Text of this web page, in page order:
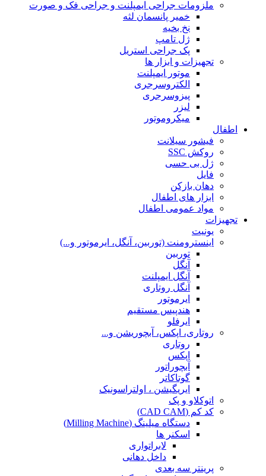
ملزومات جراحی ایمپلنت و جراحی فک و صورت
خمیر پانسمان لثه
نخ بخیه
ژل تامپ
پک جراحی استریل
تجهیزات و ابزار ها
موتور ایمپلنت
الکتروسرجری
پیزوسرجری
لیزر
میکروموتور
اطفال
فیشور سیلانت
روکش SSC
ژل بی حسی
فایل
دهان بازکن
ابزار های اطفال
مواد عمومی اطفال
تجهیزات
یونیت
اینسترومنت (توربین، آنگل، ایرموتور و...)
توربین
آنگل
آنگل ایمپلنت
آنگل روتاری
ایرموتور
هندپیس مستقیم
ایرفلو
روتاری، اپکس، آبچوریشن و...
روتاری
اپکس
آبچوراتور
گوتاکاتر
ایریگیشن ، اولتراسونیک
اتوکلاو و پک
کد کم (CAD CAM)
دستگاه میلینگ (Milling Machine)
اسکنر ها
لابراتواری
داخل دهانی
پرینتر سه بعدی